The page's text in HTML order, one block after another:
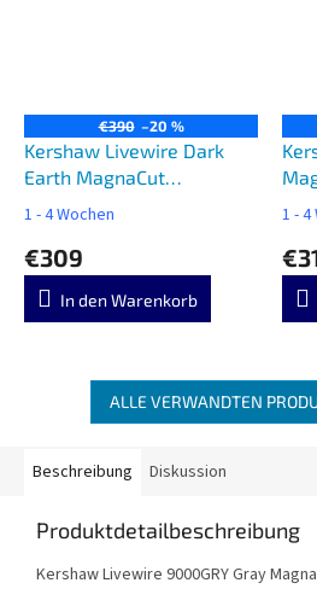
€390 –20 %
Kershaw Livewire Dark
Earth MagnaCut
Blackwash 9000FDEBW
1 - 4 Wochen
€309
In den Warenkorb
1 - 4
ALLE VERWANDTEN
Beschreibung Diskussion
Produktdetailbeschreibung
Kershaw Livewire 9000GRY Gray